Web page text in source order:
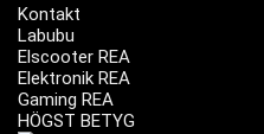
Kontakt
Labubu
Elscooter REA
Elektronik REA
Gaming REA
HÖGST BETYG